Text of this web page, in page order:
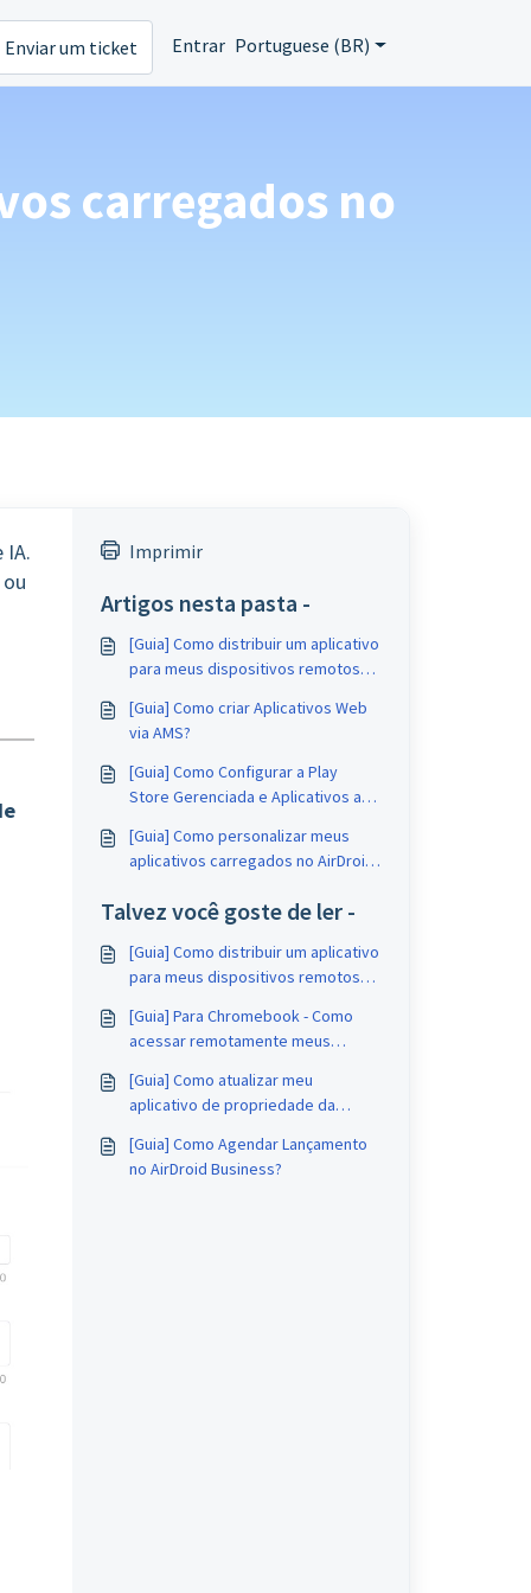
Enviar um ticket Entrar Portuguese (BR)
carregados no
IA.
Imprimir
Artigos nesta pasta -
[Guia] Como distribuir um aplicativo
para meus dispositivos remotos
[Guia] Como criar Aplicativos Web
via AMS?
[Guia] Como Configurar a Play
Store Gerenciada e Aplicativos a
[Guia] Como personalizar meus
aplicativos carregados no AirDroid
Talvez você goste de ler -
[Guia] Como distribuir um aplicativo
para meus dispositivos remotos
[Guia] Para Chromebook - Como
acessar remotamente meus
[Guia] Como atualizar meu
aplicativo de propriedade da
[Guia] Como Agendar Lançamento
no AirDroid Business?